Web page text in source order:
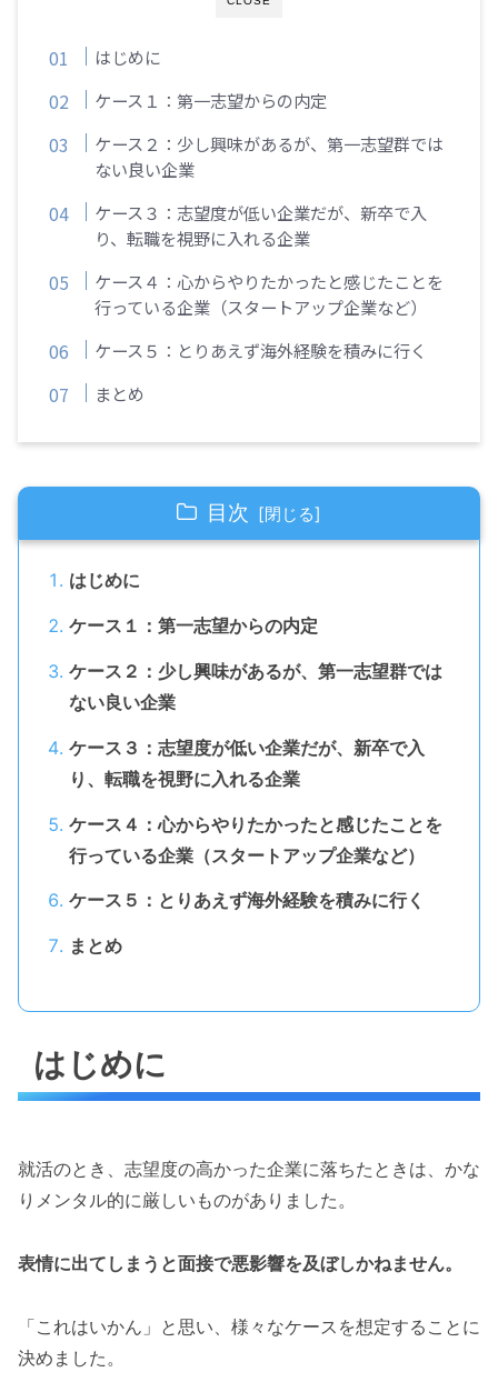
はじめに
ケース１：第一志望からの内定
ケース２：少し興味があるが、第一志望群では
ない良い企業
ケース３：志望度が低い企業だが、新卒で入
り、転職を視野に入れる企業
ケース４：心からやりたかったと感じたことを
行っている企業（スタートアップ企業など）
ケース５：とりあえず海外経験を積みに行く
まとめ
目次
はじめに
ケース１：第一志望からの内定
ケース２：少し興味があるが、第一志望群では
ない良い企業
ケース３：志望度が低い企業だが、新卒で入
り、転職を視野に入れる企業
ケース４：心からやりたかったと感じたことを
行っている企業（スタートアップ企業など）
ケース５：とりあえず海外経験を積みに行く
まとめ
はじめに
就活のとき、志望度の高かった企業に落ちたときは、かな
りメンタル的に厳しいものがありました。
表情に出てしまうと面接で悪影響を及ぼしかねません。
「これはいかん」と思い、様々なケースを想定することに
決めました。